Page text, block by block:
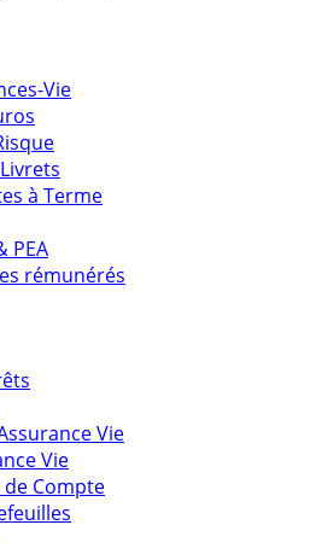
Vie
à Terme
PEA
rémunérés
Vie
Vie
Compte